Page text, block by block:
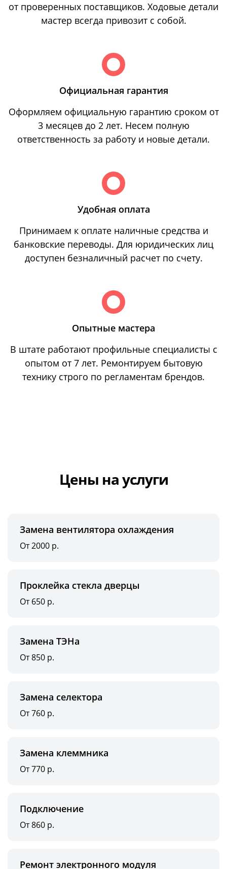
от проверенных поставщиков. Ходовые детали
мастер всегда привозит с собой.
Официальная гарантия
Оформляем официальную гарантию сроком от
3 месяцев до 2 лет. Несем полную
ответственность за работу и новые детали.
Удобная оплата
Принимаем к оплате наличные средства и
банковские переводы. Для юридических лиц
доступен безналичный расчет по счету.
Опытные мастера
В штате работают профильные специалисты с
опытом от 7 лет. Ремонтируем бытовую
технику строго по регламентам брендов.
Цены на услуги
Замена вентилятора охлаждения
От 2000 р.
Проклейка стекла дверцы
От 650 р.
Замена ТЭНа
От 850 р.
Замена селектора
От 760 р.
Замена клеммника
От 770 р.
Подключение
От 860 р.
Ремонт электронного модуля